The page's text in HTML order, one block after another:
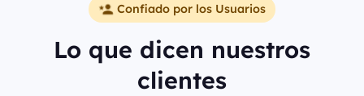
Confiado por los Usuarios
Lo que dicen nuestros
clientes